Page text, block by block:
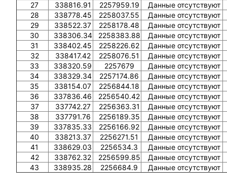
27
338816.91 2257959.19
Данные отсутствуют
28
338778.45 2258037.55
Данные отсутствуют
29
338522.37 2258178.48
Данные отсутствуют
30
338306.34 2258383.88
Данные отсутствуют
31
338402.45 2258226.62
Данные отсутствуют
32
338417.42 2258076.51
Данные отсутствуют
33
338320.59 2257679
Данные отсутствуют
34
338329.34 2257174.86
Данные отсутствуют
35
338154.07 2256844.18
Данные отсутствуют
36
337836.46 2256540.42
Данные отсутствуют
37
337742.27 2256363.31
Данные отсутствуют
38
337791.76 2256189.35
Данные отсутствуют
39
337835.33 2256166.92
Данные отсутствуют
40
338213.37 2256271.51
Данные отсутствуют
41
338629.03 2256534.3
Данные отсутствуют
42
338762.32 2256599.85
Данные отсутствуют
43
338935.28 2256684.9 Данные отсутствуют